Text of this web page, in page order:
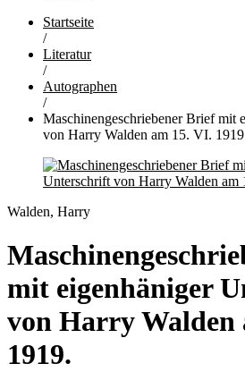
Startseite
/
Literatur
/
Autographen
/
Maschinengeschriebener Brief mit
von Harry Walden am 15. VI.
Walden, Harry
mit eigenhäniger
von Harry Walden
1919.